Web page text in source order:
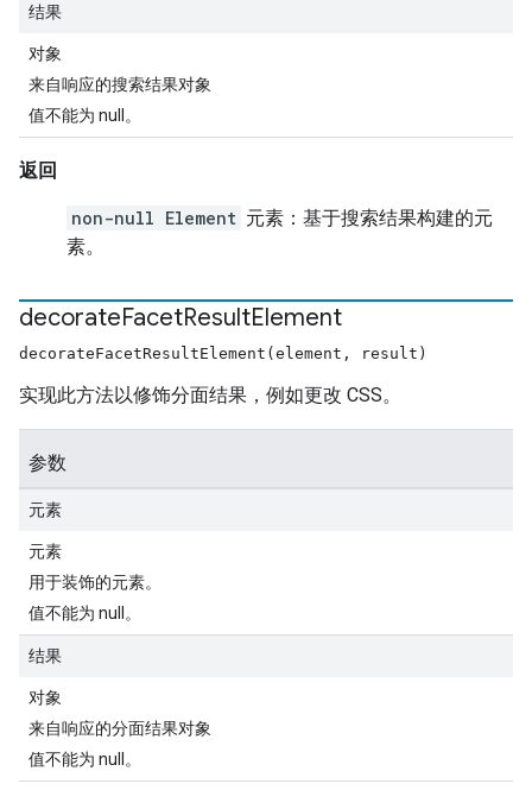
结果
对象
来自响应的搜索结果对象
值不能为 null。
返回
non-null Element 元素：基于搜索结果构建的元
素。
decorateFacetResultElement
decorateFacetResultElement(element, result)
实现此方法以修饰分面结果，例如更改 CSS。
参数
元素
元素
用于装饰的元素。
值不能为 null。
结果
对象
来自响应的分面结果对象
值不能为 null。